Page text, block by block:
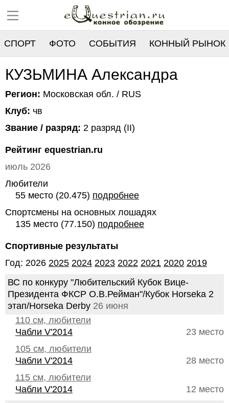
СПОРТ ФОТО СОБЫТИЯ КОННЫЙ РЫНОК
РЕЕСТР
КУЗЬМИНА Александра
Регион: Московская обл. / RUS
Клуб: чв
Звание / разряд: 2 разряд (II)
Рейтинг equestrian.ru
июль 2026
Любители
55 место (20.475) подробнее
Спортсмены на основных лошадях
135 место (77.150) подробнее
Спортивные результаты
Год: 2026 2025 2024 2023 2022 2021 2020 2019
ВС по конкуру "Любительский Кубок Вице-
Президента ФКСР О.В.Рейман"/Кубок Horseka 2
этап/Horseka Derby 26 июня
110 см, любители
23 место
Чабли V'2014
105 см, любители
28 место
Чабли V'2014
115 см, любители
12 место
Чабли V'2014